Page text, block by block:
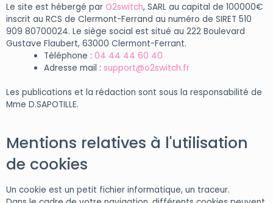
Le site est hébergé par O2switch, SARL au capital de 100000€
inscrit au RCS de Clermont-Ferrand au numéro de SIRET 510
909 80700024. Le siège social est situé au 222 Boulevard
Gustave Flaubert, 63000 Clermont-Ferrant.
Téléphone : 04 44 44 60 40
Adresse mail : support@o2switch.fr
Les publications et la rédaction sont sous la responsabilité de
Mme D.SAPOTILLE.
Mentions relatives à l'utilisation
de cookies
Un cookie est un petit fichier informatique, un traceur.